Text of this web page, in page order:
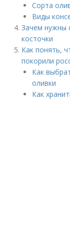
Сорта
Виды
Зачем нужны
косточки
Как понять,
покорили
Как
оливки
Как